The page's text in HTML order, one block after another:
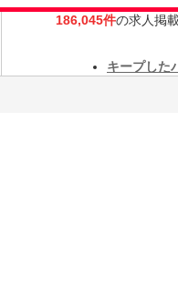
186,045件の求人掲
キープした